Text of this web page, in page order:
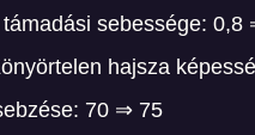
támadási sebessége: 0,8
hajsza
70 ⇒ 75